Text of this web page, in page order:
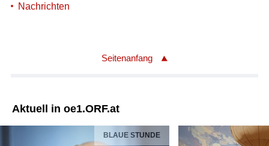
Nachrichten
Seitenanfang
Aktuell in oe1.ORF.at
BLAUE STUNDE